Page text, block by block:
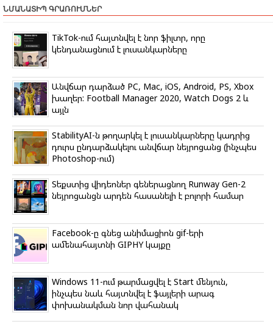
r
e
e
b
o
k
t
t
r
e
g
a
m
k
a
s
s
i
k
i
s
p
p
r
ՆՄԱՆԱՏԻՊ ԳՐԱՌՈՒՄՆԵՐ
TikTok-ում հայտնվել է նոր ֆիլտր, որը
կենդանացնում է լուսանկարները
Անվճար դարձած PC, Mac, iOS, Android, PS, Xbox
խաղեր: Football Manager 2020, Watch Dogs 2 և
այլն
StabilityAI-ն թողարկել է լուսանկարները կադրից
դուրս ընդարձակելու անվճար նեյրոցանց (ինչպես
Photoshop-ում)
Տեքստից վիդեոներ գեներացնող Runway Gen-2
նեյրոցանցն արդեն հասանելի է բոլորի համար
Facebook-ը գնեց անիմացիոն gif-երի
ամենահայտնի GIPHY կայքը
Windows 11-ում թարմացվել է Start մենյուն,
ինչպես նաև հայտնվել է ֆայլերի արագ
փոխանակման նոր վահանակ